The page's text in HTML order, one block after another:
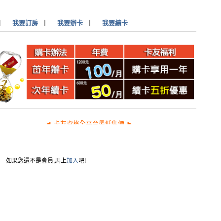
我要訂房 我要辦卡 我要續卡
◄ 卡友資格全平台最低售價 ►
如果您還不是會員,馬上加入吧!